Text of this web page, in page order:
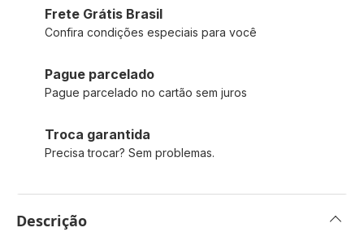
Frete Grátis Brasil
Confira condições especiais para você
Pague parcelado
Pague parcelado no cartão sem juros
Troca garantida
Precisa trocar? Sem problemas.
Descrição